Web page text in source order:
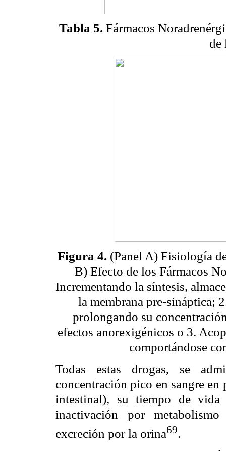
Tabla 5. Fármacos
de
Figura 4. (Panel A) Fisiología
B) Efecto de los Fármacos
Incrementando la síntesis,
la membrana pre-sináptica;
prolongando su
efectos anorexigénicos o 3.
comportándose
Todas estas drogas, se
concentración pico en sangre
intestinal), su tiempo de
inactivación por
excreción por la orina69.